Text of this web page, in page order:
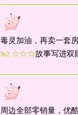
毒灵加油，再卖一套
№2 ☆☆☆故事写进双
周边全部零销量，优